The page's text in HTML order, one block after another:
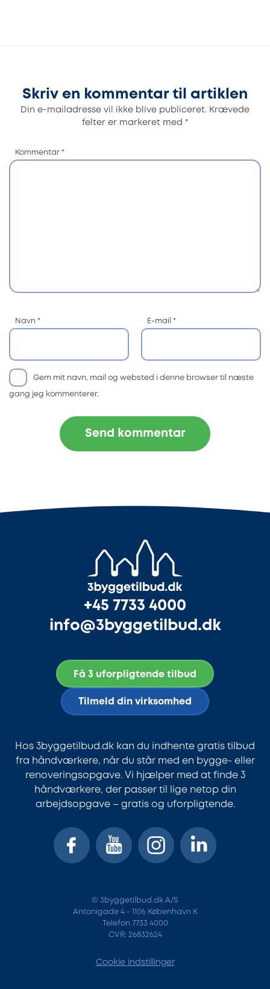
Skriv en kommentar til artiklen
Din e-mailadresse vil ikke blive publiceret. Krævede
felter er markeret med *
Kommentar *
Navn * E-mail *
Gem mit navn, mail og websted i denne browser til næste
gang jeg kommenterer.
+45 7733 4000
info@3byggetilbud.dk
Få 3 uforpligtende tilbud
Tilmeld din virksomhed
Hos 3byggetilbud.dk kan du indhente gratis tilbud
fra håndværkere, når du står med en bygge- eller
renoveringsopgave. Vi hjælper med at finde 3
håndværkere, der passer til lige netop din
arbejdsopgave – gratis og uforpligtende.
© 3byggetilbud.dk A/S
Antonigade 4 - 1106 København K
Telefon 7733 4000
CVR: 26832624
Cookie indstillinger